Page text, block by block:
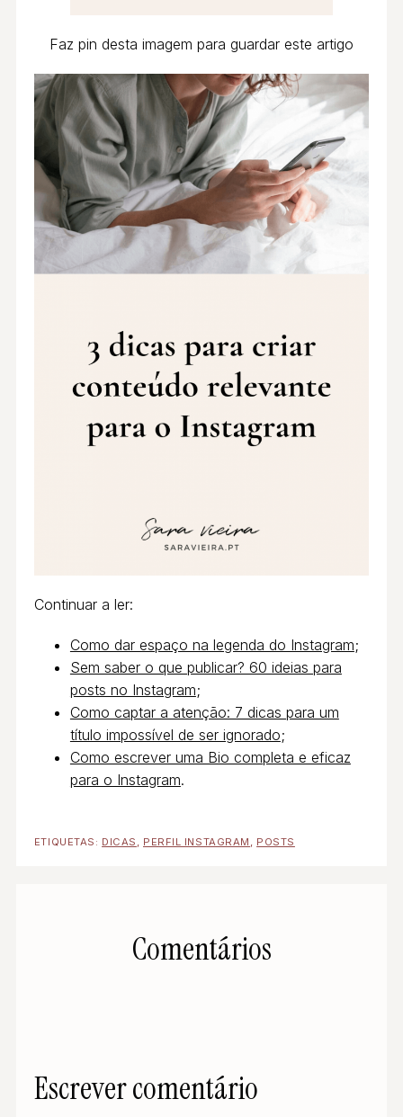
Faz pin desta imagem para guardar este artigo
Continuar a ler:
Como dar espaço na legenda do Instagram;
Sem saber o que publicar? 60 ideias para
posts no Instagram;
Como captar a atenção: 7 dicas para um
título impossível de ser ignorado;
Como escrever uma Bio completa e eficaz
para o Instagram.
ETIQUETAS: DICAS , PERFIL INSTAGRAM , POSTS
Comentários
Escrever comentário